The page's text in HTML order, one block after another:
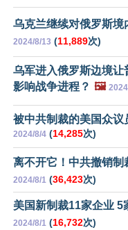
乌克兰继续对俄罗斯境
2024/8/13 (11,889次)
乌军进入俄罗斯边境让
影响战争进程？ 🖼️
被中共制裁的美国众
2024/8/4 (14,285次)
离不开它！中共撤销制
2024/8/1 (36,423次)
美国新制裁11家企业 5
2024/8/1 (16,732次)